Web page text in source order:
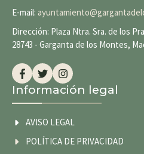
E-mail:
Dirección: Plaza Ntra. Sra. de los
28743 - Garganta de los Montes,
Información legal
AVISO LEGAL
POLÍTICA DE PRIVACIDAD